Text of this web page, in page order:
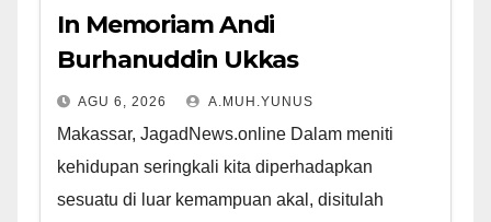
In Memoriam Andi
Burhanuddin Ukkas
AGU 6, 2026 A.MUH.YUNUS
Makassar, JagadNews.online Dalam meniti
kehidupan seringkali kita diperhadapkan
sesuatu di luar kemampuan akal, disitulah